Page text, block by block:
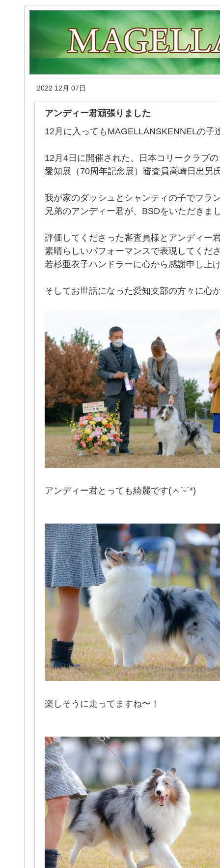
2022 12月 07日
アンディー君頑張りました
12月に入ってもMAGELLANSKENNELの子
12月4日に開催された、日本コリークラブの
愛知展（70周年記念展）審査員高崎日出男
我が家のダッシュとシャンティの子でフラ
兄弟のアンディー君が、BSDをいただきま
評価してくださった審査員様とアンディー
素晴らしいパフォーマンスで表現してくだ
若杉亜衣子ハンドラーに心から感謝申し上
そしてお世話になった愛知支部の方々に心
アンディー君とっても綺麗です(ㅅˊᵕˋ*)
楽しそうに走ってますね〜！